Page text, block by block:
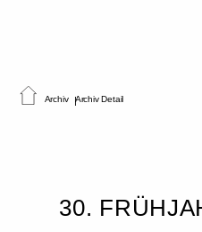
Archiv Archiv Detail
30.